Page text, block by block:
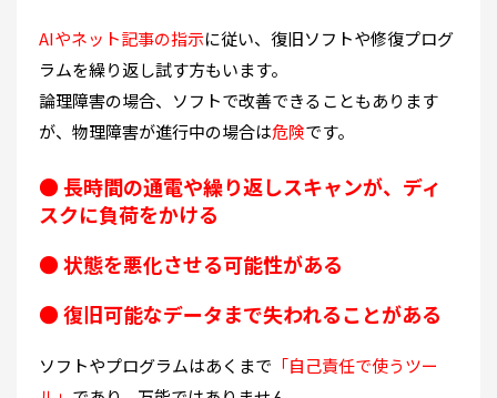
AIやネット記事の指示に従い、復旧ソフトや修復プログ
ラムを繰り返し試す方もいます。
論理障害の場合、ソフトで改善できることもあります
が、物理障害が進行中の場合は危険です。
●長時間の通電や繰り返しスキャンが、ディ
スクに負荷をかける
●状態を悪化させる可能性がある
●復旧可能なデータまで失われることがある
ソフトやプログラムはあくまで 「自己責任で使うツー